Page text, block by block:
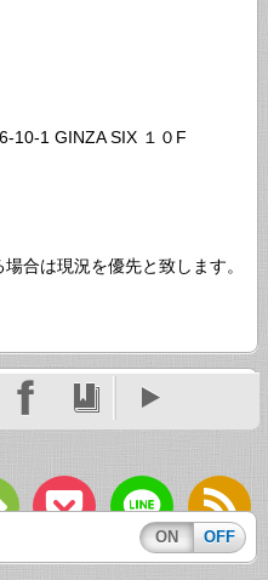
10-1 GINZA SIX １０F
合は現況を優先と致します。
ON OFF